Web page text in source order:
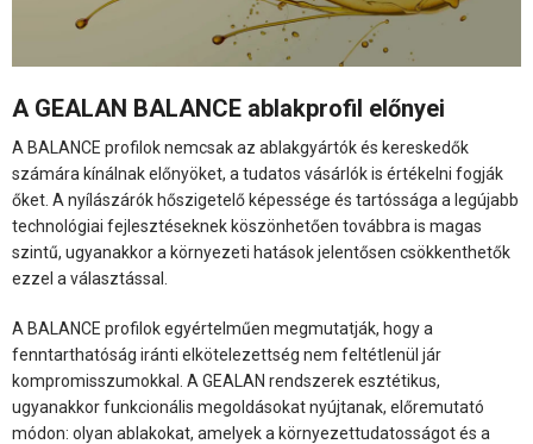
A GEALAN BALANCE ablakprofil előnyei
A BALANCE profilok nemcsak az ablakgyártók és kereskedők
számára kínálnak előnyöket, a tudatos vásárlók is értékelni fogják
őket. A nyílászárók hőszigetelő képessége és tartóssága a legújabb
technológiai fejlesztéseknek köszönhetően továbbra is magas
szintű, ugyanakkor a környezeti hatások jelentősen csökkenthetők
ezzel a választással.
A BALANCE profilok egyértelműen megmutatják, hogy a
fenntarthatóság iránti elkötelezettség nem feltétlenül jár
kompromisszumokkal. A GEALAN rendszerek esztétikus,
ugyanakkor funkcionális megoldásokat nyújtanak, előremutató
módon: olyan ablakokat, amelyek a környezettudatosságot és a